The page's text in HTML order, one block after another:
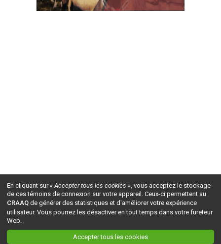
En cliquant sur« Accepter tous les cookies », vous acceptez le stockage
de ces témoins de connexion sur votre appareil. Ceux-ci permettent au
CRAAQ de générer des statistiques et d'améliorer votre expérience
utilisateur. Vous pourrez les désactiver en tout temps dans votre fureteur
Web.
Accepter tous les cookies